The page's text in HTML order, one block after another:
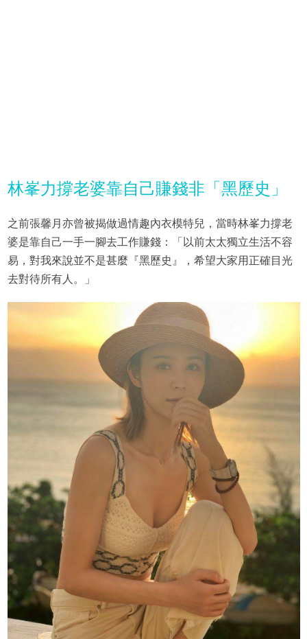
林峯力撐老婆靠自己賺錢非「黑歷史」
之前張馨月亦曾被揭做過情趣內衣模特兒，當時林峯力撐老
婆是靠自己一手一腳去工作賺錢：「以前太太獨立生活不容
易，對我來說並不是甚麼『黑歷史』，希望大家用正確目光
去對待所有人。」